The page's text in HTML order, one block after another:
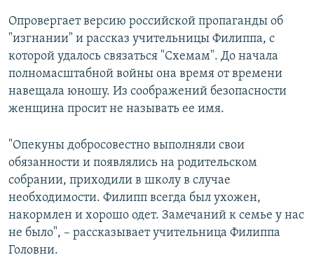
Опровергает версию российской пропаганды об
"изгнании" и рассказ учительницы Филиппа, с
которой удалось связаться "Схемам". До начала
полномасштабной войны она время от времени
навещала юношу. Из соображений безопасности
женщина просит не называть ее имя.
"Опекуны добросовестно выполняли свои
обязанности и появлялись на родительском
собрании, приходили в школу в случае
необходимости. Филипп всегда был ухожен,
накормлен и хорошо одет. Замечаний к семье у нас
не было", – рассказывает учительница Филиппа
Головни.